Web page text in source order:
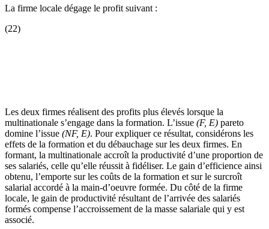
La firme locale dégage le profit suivant :
(22)
Les deux firmes réalisent des profits plus élevés lorsque la
multinationale s’engage dans la formation. L’issue (F, E) pareto
domine l’issue (NF, E). Pour expliquer ce résultat, considérons les
effets de la formation et du débauchage sur les deux firmes. En
formant, la multinationale accroît la productivité d’une proportion de
ses salariés, celle qu’elle réussit à fidéliser. Le gain d’efficience ainsi
obtenu, l’emporte sur les coûts de la formation et sur le surcroît
salarial accordé à la main-d’oeuvre formée. Du côté de la firme
locale, le gain de productivité résultant de l’arrivée des salariés
formés compense l’accroissement de la masse salariale qui y est
associé.